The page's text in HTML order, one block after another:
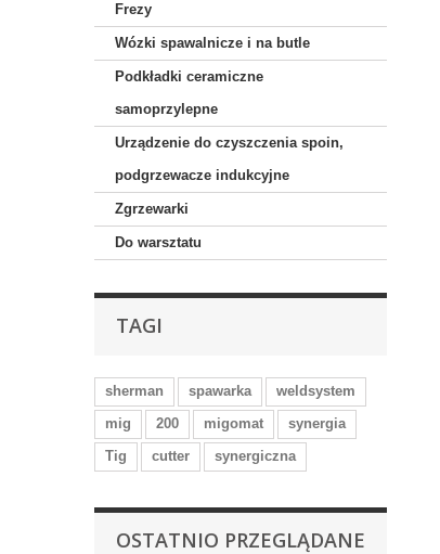
Frezy
Wózki spawalnicze i na butle
Podkładki ceramiczne
samoprzylepne
Urządzenie do czyszczenia spoin,
podgrzewacze indukcyjne
Zgrzewarki
Do warsztatu
TAGI
sherman spawarka
weldsystem
mig
200 migomat
synergia
Tig
cutter synergiczna
OSTATNIO PRZEGLĄDANE